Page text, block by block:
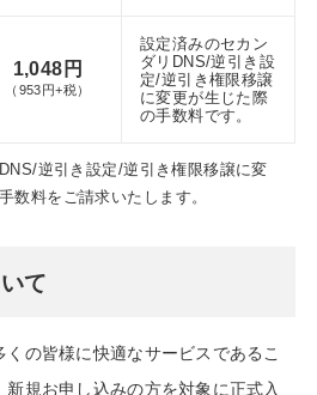
1,048円
（953円+税）
設定済みのセカン
ダリDNS/逆引き設
定/逆引き権限移譲
に変更が生じた際
の手数料です。
逆引き設定/逆引き権限移譲に変
数料をご請求いたします。
て
の皆様に快適なサービスであるこ
規お申し込みの方を対象に正式入